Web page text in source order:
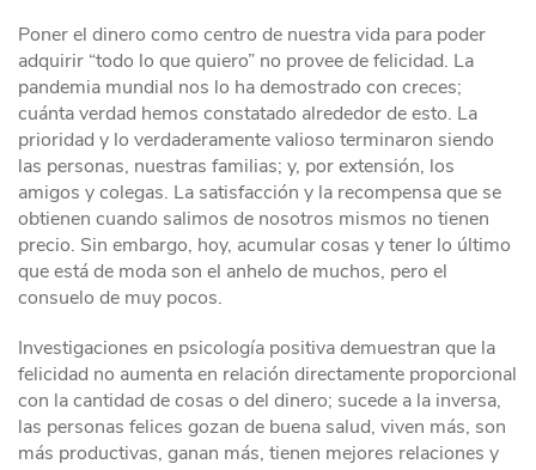
Poner el dinero como centro de nuestra vida para poder
adquirir “todo lo que quiero” no provee de felicidad. La
pandemia mundial nos lo ha demostrado con creces;
cuánta verdad hemos constatado alrededor de esto. La
prioridad y lo verdaderamente valioso terminaron siendo
las personas, nuestras familias; y, por extensión, los
amigos y colegas. La satisfacción y la recompensa que se
obtienen cuando salimos de nosotros mismos no tienen
precio. Sin embargo, hoy, acumular cosas y tener lo último
que está de moda son el anhelo de muchos, pero el
consuelo de muy pocos.
Investigaciones en psicología positiva demuestran que la
felicidad no aumenta en relación directamente proporcional
con la cantidad de cosas o del dinero; sucede a la inversa,
las personas felices gozan de buena salud, viven más, son
más productivas, ganan más, tienen mejores relaciones y